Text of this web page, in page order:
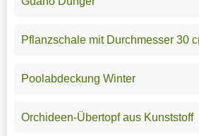
Pflanzschale mit Durchmesser 30
Poolabdeckung Winter
Orchideen-Übertopf aus Kunststoff